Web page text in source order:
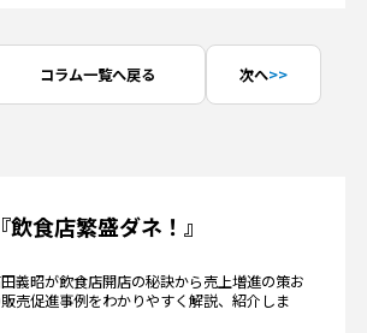
コラム一覧へ戻る 次へ
食店繁盛ダネ！』
義昭が飲食店開店の秘訣から売上増進の策お
売促進事例をわかりやすく解説、紹介しま